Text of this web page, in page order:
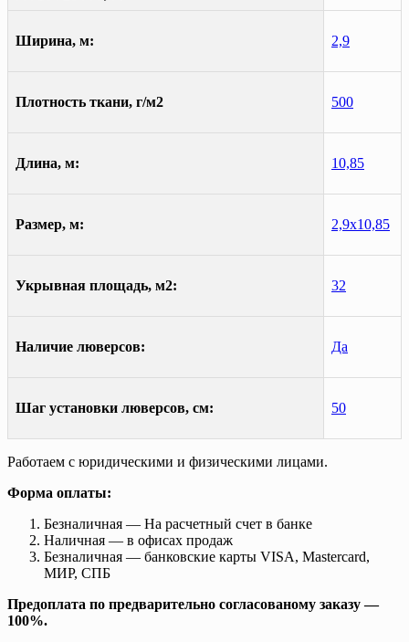
Ширина, м: 2,9
Плотность ткани, г/м2 500
Длина, м: 10,85
Размер, м: 2,9х10,85
Укрывная площадь, м2: 32
Наличие люверсов: Да
Шаг установки люверсов, см: 50
Работаем с юридическими и физическими лицами.
Форма оплаты:
Безналичная — На расчетный счет в банке
Наличная — в офисах продаж
Безналичная — банковские карты VISA, Mastercard,
МИР, СПБ
Предоплата по предварительно согласованому заказу —
100%.